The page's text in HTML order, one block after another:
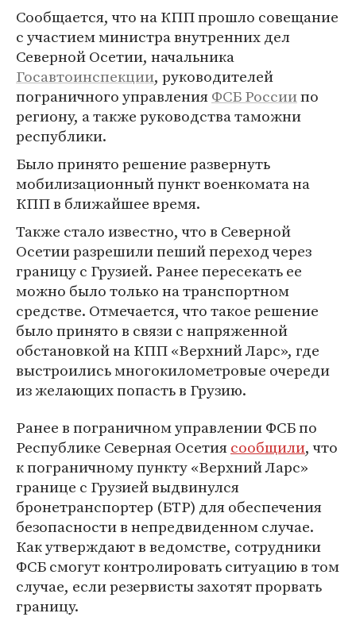
Сообщается, что на КПП прошло совещание
с участием министра внутренних дел
Северной Осетии, начальника
Госавтоинспекции, руководителей
пограничного управленияФСБ Россиипо
региону, а также руководства таможни
республики.
Было принято решение развернуть
мобилизационный пункт военкомата на
КПП в ближайшее время.
Также стало известно, что в Северной
Осетии разрешили пеший переход через
границу с Грузией. Ранее пересекать ее
можно было только на транспортном
средстве. Отмечается, что такое решение
было принято в связи с напряженной
обстановкой на КПП «Верхний Ларс», где
выстроились многокилометровые очереди
из желающих попасть в Грузию.
Ранее в пограничном управлении ФСБ по
Республике Северная Осетиясообщили, что
к пограничному пункту «Верхний Ларс»
границе с Грузией выдвинулся
бронетранспортер (БТР) для обеспечения
безопасности в непредвиденном случае.
Как утверждают в ведомстве, сотрудники
ФСБ смогут контролировать ситуацию в том
случае, если резервисты захотят прорвать
границу.